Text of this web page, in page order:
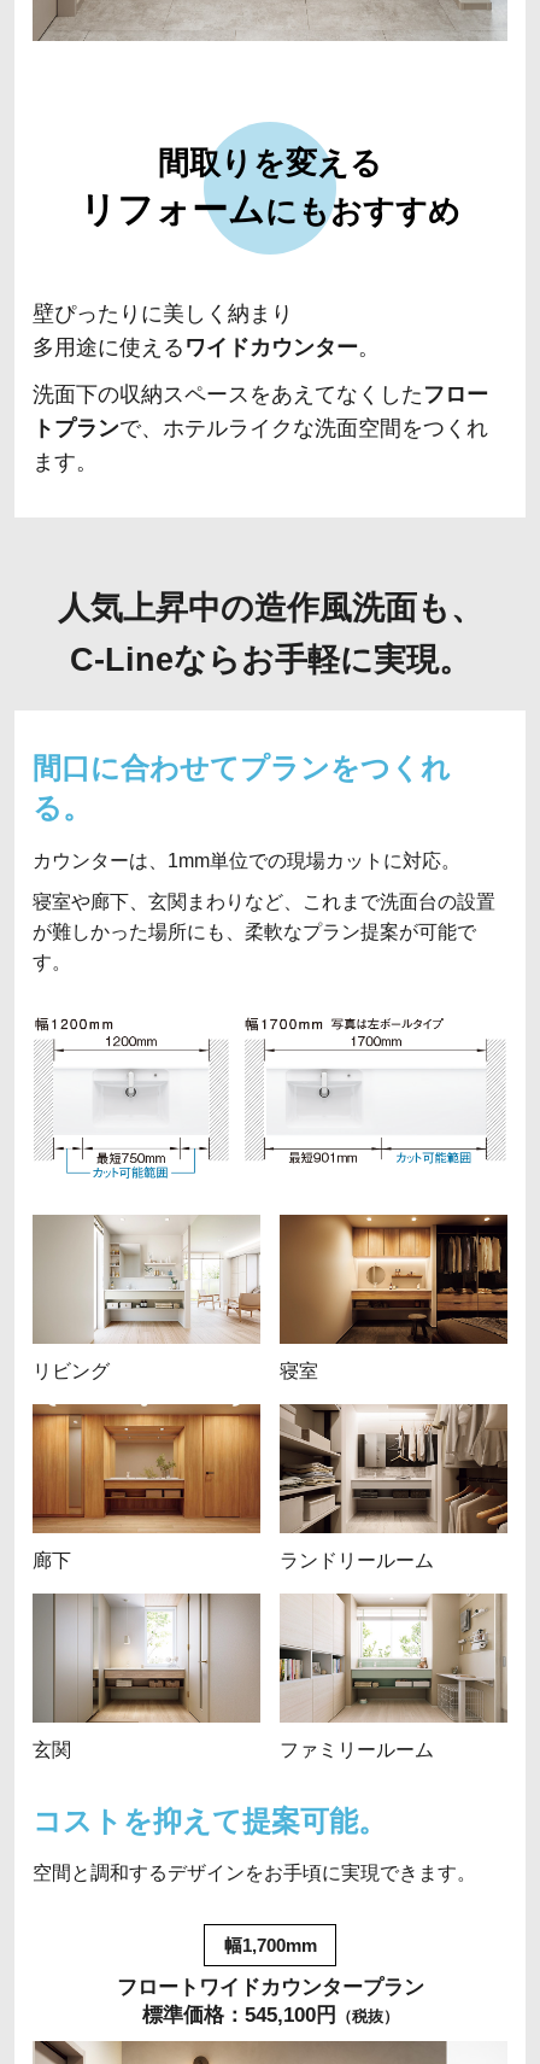
間取りを変える
リフォームにもおすすめ
壁ぴったりに美しく納まり
多用途に使える ワイドカウンター。
洗面下の収納スペースをあえてなくした フロー
トプランで、ホテルライクな洗面空間をつくれ
ます。
人気上昇中の造作風洗面も、
C-Lineならお手軽に実現。
間口に合わせてプランをつくれ
る。
カウンターは、1mm単位での現場カットに対応。
寝室や廊下、玄関まわりなど、これまで洗面台の設置
が難しかった場所にも、柔軟なプラン提案が可能で
す。
リビング 寝室
廊下 ランドリールーム
玄関 ファミリールーム
コストを抑えて提案可能。
空間と調和するデザインをお手頃に実現できます。
幅1,700mm
フロートワイドカウンタープラン
標準価格：545,100円
（税抜）